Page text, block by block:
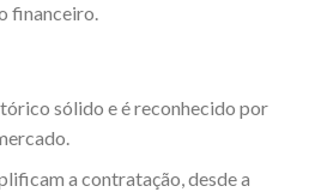
financeiro.
sólido e é reconhecido por
a contratação, desde a